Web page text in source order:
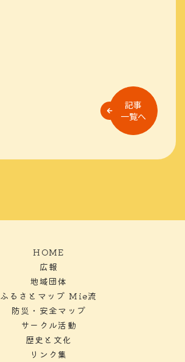
記事
一覧へ
HOME
広報
地域団体
ふるさとマップ Mie流
防災・安全マップ
サークル活動
歴史と文化
リンク集